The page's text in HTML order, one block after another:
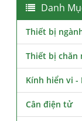
Danh
Thiết bị
Thiết bị chăn
Kính hiển vi -
Cân điện tử